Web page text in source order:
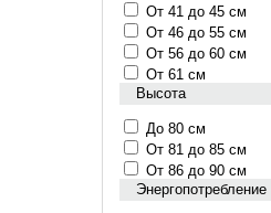
От 41 до 45 см
От 46 до 55 см
От 56 до 60 см
От 61 см
Высота
До 80 см
От 81 до 85 см
От 86 до 90 см
Энергопотребление